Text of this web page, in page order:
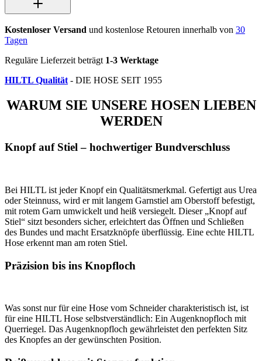
Kostenloser Versand und kostenlose Retouren innerhalb von 30
Tagen
Reguläre Lieferzeit beträgt 1-3 Werktage
HILTL Qualität - DIE HOSE SEIT 1955
WARUM SIE UNSERE HOSEN LIEBEN
WERDEN
Knopf auf Stiel – hochwertiger Bundverschluss
Bei HILTL ist jeder Knopf ein Qualitätsmerkmal. Gefertigt aus Urea
oder Steinnuss, wird er mit langem Garnstiel am Oberstoff befestigt,
mit rotem Garn umwickelt und heiß versiegelt. Dieser „Knopf auf
Stiel“ sitzt besonders sicher, erleichtert das Öffnen und Schließen
des Bundes und macht Ersatzknöpfe überflüssig. Eine echte HILTL
Hose erkennt man am roten Stiel.
Präzision bis ins Knopfloch
Was sonst nur für eine Hose vom Schneider charakteristisch ist, ist
für eine HILTL Hose selbstverständlich: Ein Augenknopfloch mit
Querriegel. Das Augenknopfloch gewährleistet den perfekten Sitz
des Knopfes an der gewünschten Position.